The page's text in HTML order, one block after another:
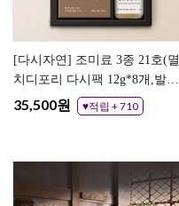
[다시자연] 조미료 3종 21호(멸
치디포리 다시팩 12g*8개,발효
시즈닝 95g*1개,한식소금
35,500원 ♥적립 + 710